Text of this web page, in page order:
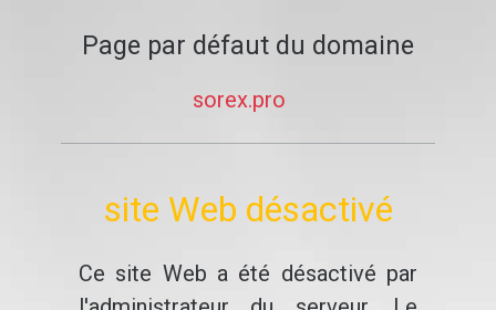
Page par défaut du domaine
sorex.pro
site Web désactivé
Ce site Web a été désactivé par